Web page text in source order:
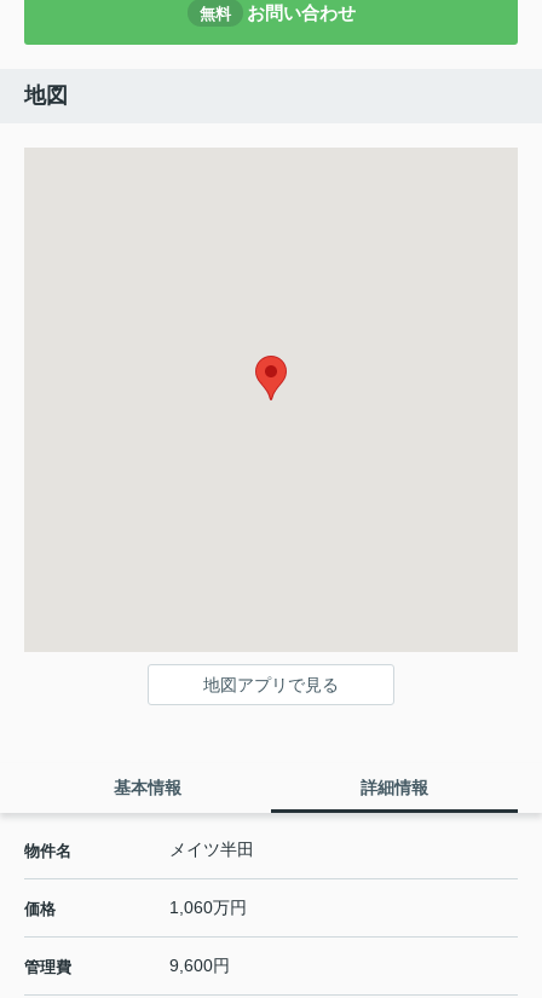
無料 お問い合わせ
地図
地図アプリで見る
基本情報 詳細情報
物件名 メイツ半田
価格 1,060万円
管理費 9,600円